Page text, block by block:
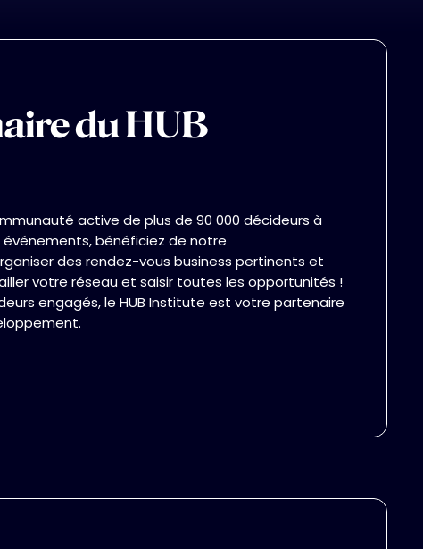
du HUB
active de plus de 90 000 décideurs à
bénéficiez de notre
des rendez-vous business pertinents et
votre réseau et saisir toutes les opportunités !
engagés, le HUB Institute est votre partenaire